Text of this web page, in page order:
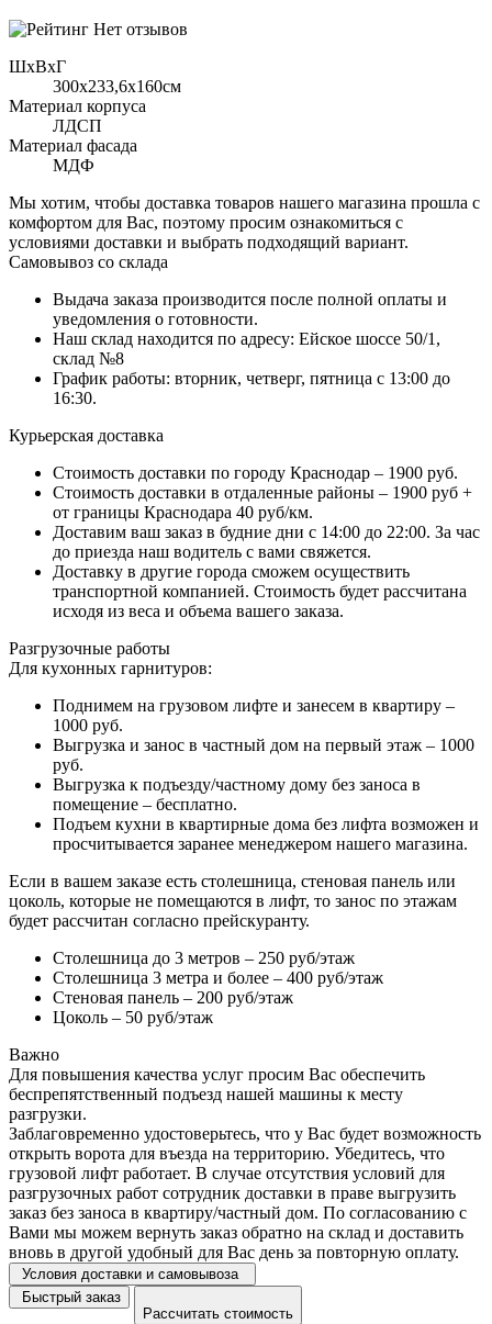
Нет отзывов
ШхВхГ
300x233,6х160см
Материал корпуса
ЛДСП
Материал фасада
МДФ
Мы хотим, чтобы доставка товаров нашего магазина прошла с
комфортом для Вас, поэтому просим ознакомиться с
условиями доставки и выбрать подходящий вариант.
Самовывоз со склада
Выдача заказа производится после полной оплаты и
уведомления о готовности.
Наш склад находится по адресу: Ейское шоссе 50/1,
склад №8
График работы: вторник, четверг, пятница с 13:00 до
16:30.
Курьерская доставка
Стоимость доставки по городу Краснодар – 1900 руб.
Стоимость доставки в отдаленные районы – 1900 руб +
от границы Краснодара 40 руб/км.
Доставим ваш заказ в будние дни с 14:00 до 22:00. За час
до приезда наш водитель с вами свяжется.
Доставку в другие города сможем осуществить
транспортной компанией. Стоимость будет рассчитана
исходя из веса и объема вашего заказа.
Разгрузочные работы
Для кухонных гарнитуров:
Поднимем на грузовом лифте и занесем в квартиру –
1000 руб.
Выгрузка и занос в частный дом на первый этаж – 1000
руб.
Выгрузка к подъезду/частному дому без заноса в
помещение – бесплатно.
Подъем кухни в квартирные дома без лифта возможен и
просчитывается заранее менеджером нашего магазина.
Если в вашем заказе есть столешница, стеновая панель или
цоколь, которые не помещаются в лифт, то занос по этажам
будет рассчитан согласно прейскуранту.
Столешница до 3 метров – 250 руб/этаж
Столешница 3 метра и более – 400 руб/этаж
Стеновая панель – 200 руб/этаж
Цоколь – 50 руб/этаж
Важно
Для повышения качества услуг просим Вас обеспечить
беспрепятственный подъезд нашей машины к месту
разгрузки.
Заблаговременно удостоверьтесь, что у Вас будет возможность
открыть ворота для въезда на территорию. Убедитесь, что
грузовой лифт работает. В случае отсутствия условий для
разгрузочных работ сотрудник доставки в праве выгрузить
заказ без заноса в квартиру/частный дом. По согласованию с
Вами мы можем вернуть заказ обратно на склад и доставить
вновь в другой удобный для Вас день за повторную оплату.
Условия доставки и самовывоза
Быстрый заказ
Рассчитать стоимость